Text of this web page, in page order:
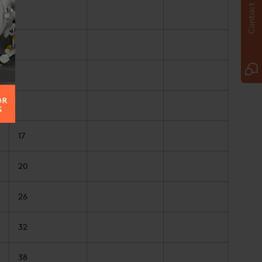
17
20
26
32
38
Contact us